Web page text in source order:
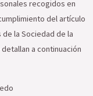
recogidos en
del artículo
la Sociedad de la
a continuación